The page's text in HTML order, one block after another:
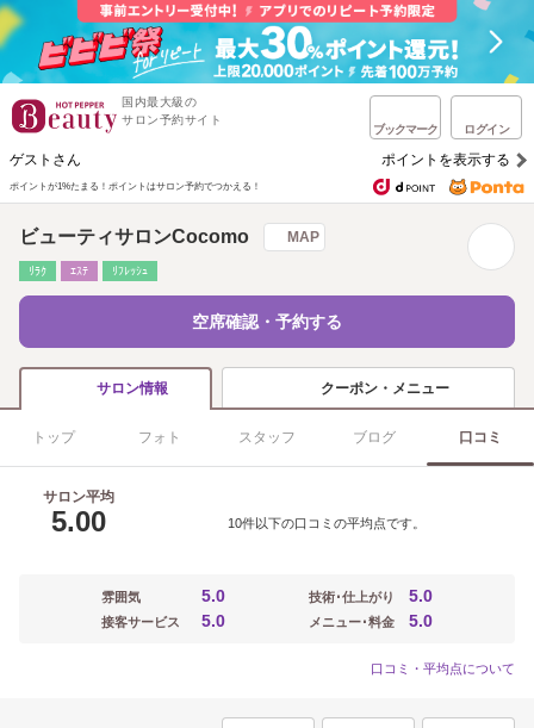
国内最大級の
サロン予約サイト
ブックマーク ログイン
ゲストさん ポイントを表示する
ポイントが1%たまる！ ポイントはサロン予約でつかえる！
ビューティサロンCocomo MAP
ﾘﾗｸ ｴｽﾃ ﾘﾌﾚｯｼｭ
空席確認・予約する
サロン情報 クーポン・メニュー
トップ フォト スタッフ ブログ 口コミ
サロン平均
5.00 10件以下の口コミの平均点です。
雰囲気 5.0
接客サービス 5.0
技術･仕上がり 5.0
メニュー･料金 5.0
口コミ・平均点について